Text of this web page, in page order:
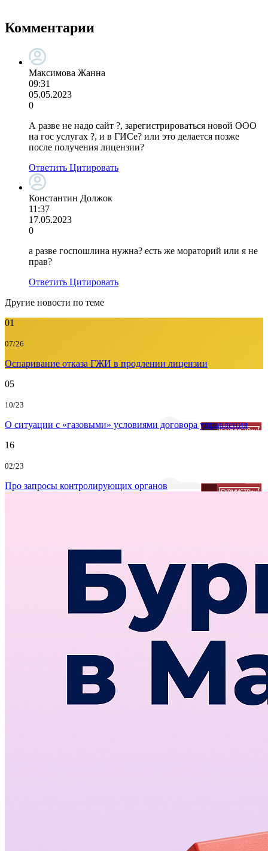
Комментарии
Максимова Жанна
09:31
05.05.2023
0
А разве не надо сайт ?, зарегистрироваться новой ООО
на гос услугах ?, и в ГИСе? или это делается позже
после получения лицензии?
Ответить Цитировать
Константин Должок
11:37
17.05.2023
0
а разве госпошлина нужна? есть же мораторий или я не
прав?
Ответить Цитировать
Другие новости по теме
01
07/26
Оспаривание отказа ГЖИ в продлении лицензии
05
10/23
О ситуации с «газовыми» условиями договора управления
16
02/23
Про запросы контролирующих органов